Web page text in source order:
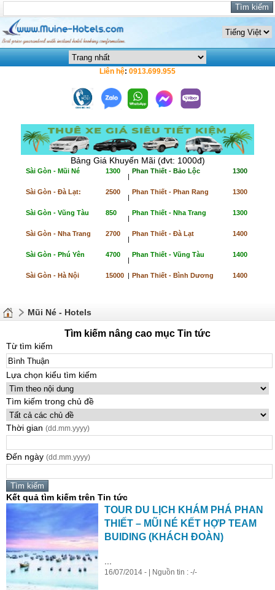
Liên hệ: 0913.699.955
Bảng Giá Khuyến Mãi (đvt: 1000đ)
Sài Gòn - Mũi Né 1300
|
Phan Thiết - Bảo Lộc 1300
Sài Gòn - Đà Lạt: 2500
|
Phan Thiết - Phan Rang 1300
Sài Gòn - Vũng Tàu 850
|
Phan Thiết - Nha Trang 1300
Sài Gòn - Nha Trang 2700
|
Phan Thiết - Đà Lạt 1400
Sài Gòn - Phú Yên 4700
|
Phan Thiết - Vũng Tàu 1400
Sài Gòn - Hà Nội 15000 | Phan Thiết - Bình Dương 1400
Mũi Né - Hotels
Tìm kiếm nâng cao mục Tin tức
Từ tìm kiếm
Lựa chọn kiểu tìm kiếm
Tìm kiếm trong chủ đề
Thời gian (dd.mm.yyyy)
Đến ngày (dd.mm.yyyy)
Kết quả tìm kiếm trên Tin tức
TOUR DU LỊCH KHÁM PHÁ PHAN
THIẾT – MŨI NÉ KẾT HỢP TEAM
BUIDING (KHÁCH ĐOÀN)
16/07/2014 - | Nguồn tin : -/-